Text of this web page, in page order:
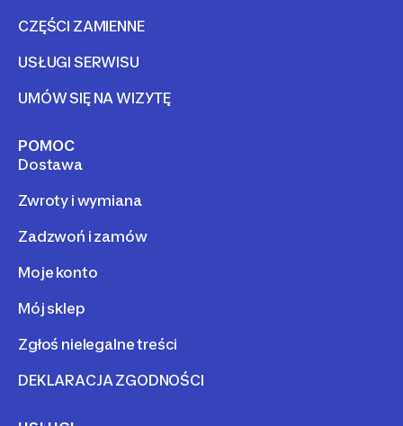
CZĘŚCI ZAMIENNE
USŁUGI SERWISU
UMÓW SIĘ NA WIZYTĘ
POMOC
Dostawa
Zwroty i wymiana
Zadzwoń i zamów
Moje konto
Mój sklep
Zgłoś nielegalne treści
DEKLARACJA ZGODNOŚCI